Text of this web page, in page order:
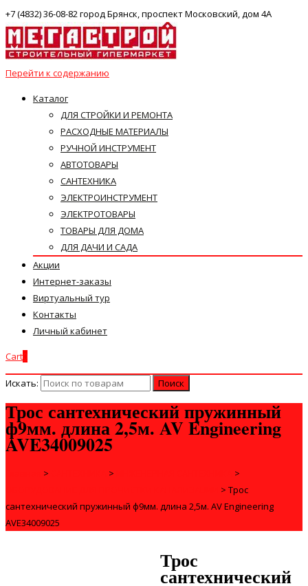
+7 (4832) 36-08-82 город Брянск, проспект Московский, дом 4А
Перейти к содержанию
Каталог
ДЛЯ СТРОЙКИ И РЕМОНТА
РАСХОДНЫЕ МАТЕРИАЛЫ
РУЧНОЙ ИНСТРУМЕНТ
АВТОТОВАРЫ
САНТЕХНИКА
ЭЛЕКТРОИНСТРУМЕНТ
ЭЛЕКТРОТОВАРЫ
ТОВАРЫ ДЛЯ ДОМА
ДЛЯ ДАЧИ И САДА
Акции
Интернет-заказы
Виртуальный тур
Контакты
Личный кабинет
Cart
Искать:
Трос сантехнический пружинный
ф9мм. длина 2,5м. AV Engineering
AVE34009025
> >
>
> Трос
сантехнический пружинный ф9мм. длина 2,5м. AV Engineering
AVE34009025
Трос
сантехнический